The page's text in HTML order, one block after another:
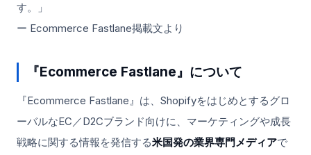
す。」
ー Ecommerce Fastlane掲載文より
『Ecommerce Fastlane』について
『Ecommerce Fastlane』は、Shopifyをはじめとするグロ
ーバルなEC／D2Cブランド向けに、マーケティングや成長
戦略に関する情報を発信する米国発の業界専門メディアで